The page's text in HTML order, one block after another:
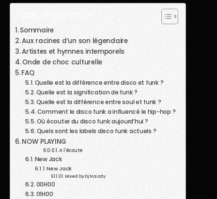
Sommaire
Aux racines d’un son légendaire
Artistes et hymnes intemporels
Onde de choc culturelle
FAQ
Quelle est la différence entre disco et funk ?
Quelle est la signification de funk ?
Quelle est la différence entre soul et funk ?
Comment le disco funk a influencé le hip-hop ?
Où écouter du disco funk aujourd’hui ?
Quels sont les labels disco funk actuels ?
NOW PLAYING
A l'écoute
New Jack
New Jack
Mixed by Dj Naizdy
00H00
01H00